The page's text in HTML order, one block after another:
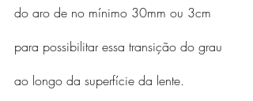
do aro de no mínimo 30mm ou 3cm
para possibilitar essa transição do grau
ao longo da superfície da lente.